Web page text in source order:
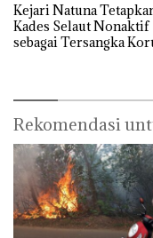
Kejari Natuna
Kades Selaut Nonaktif
sebagai Tersangka
Rekomendasi